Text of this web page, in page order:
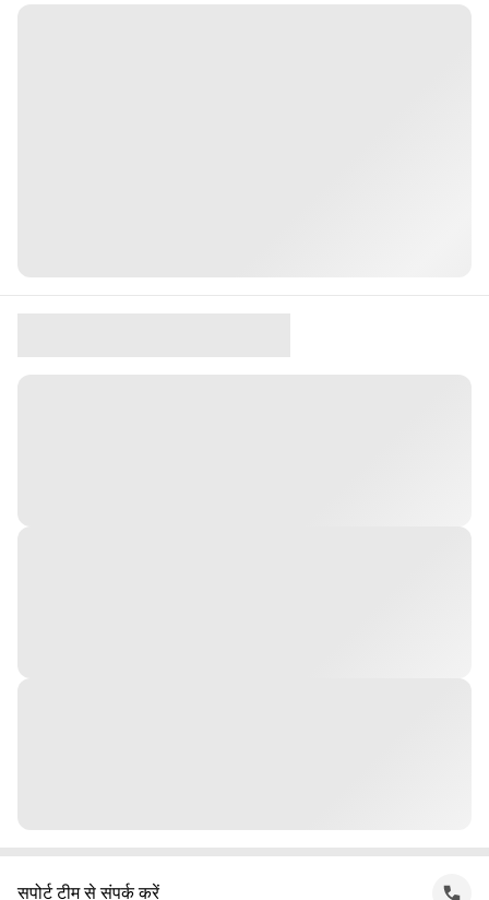
सपोर्ट टीम से संपर्क करें